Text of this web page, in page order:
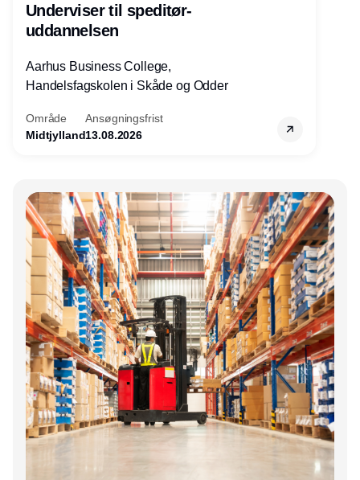
Underviser til speditør-
uddannelsen
Aarhus Business College,
Handelsfagskolen i Skåde og Odder
Område
Midtjylland
Ansøgningsfrist
13.08.2026
Annonce